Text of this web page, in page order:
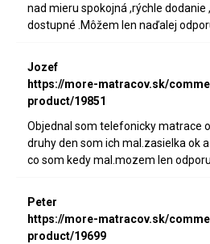
nad mieru spokojná ,rýchle dodanie
dostupné .Môžem len naďalej
Jozef
https://more-matracov.sk/
product/19851
Objednal som telefonicky matrace
druhy den som ich mal.zasielka ok
co som kedy mal.mozem len
Peter
https://more-matracov.sk/
product/19699